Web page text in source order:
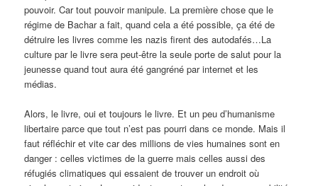
pouvoir. Car tout pouvoir manipule. La première chose que le
régime de Bachar a fait, quand cela a été possible, ça été de
détruire les livres comme les nazis firent des autodafés…La
culture par le livre sera peut-être la seule porte de salut pour la
jeunesse quand tout aura été gangréné par internet et les
médias.
Alors, le livre, oui et toujours le livre. Et un peu d’humanisme
libertaire parce que tout n’est pas pourri dans ce monde. Mais il
faut réfléchir et vite car des millions de vies humaines sont en
danger : celles victimes de la guerre mais celles aussi des
réfugiés climatiques qui essaient de trouver un endroit où